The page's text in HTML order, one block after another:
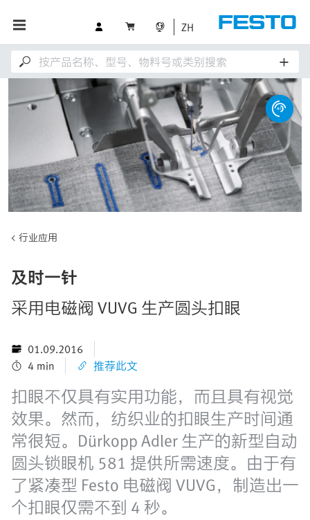
ZH
行业应用
及时一针
采用电磁阀 VUVG 生产圆头扣眼
01.09.2016
4 min
推荐此文
扣眼不仅具有实用功能，而且具有视觉
效果。然而，纺织业的扣眼生产时间通
常很短。Dürkopp Adler 生产的新型自动
圆头锁眼机 581 提供所需速度。由于有
了紧凑型 Festo 电磁阀 VUVG，制造出一
个扣眼仅需不到 4 秒。